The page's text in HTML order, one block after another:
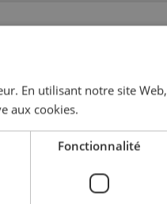
En utilisant notre site Web,
aux cookies.
Fonctionnalité